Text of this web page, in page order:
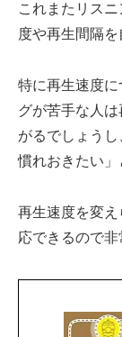
これまたリス
度や再生間隔を
特に再生速度
グが苦手な人
がるでしょう
慣れおきたい」
再生速度を変
応できるので非